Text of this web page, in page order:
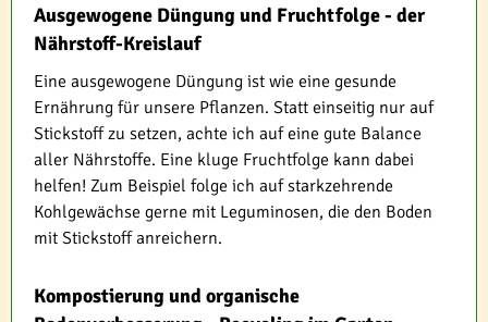
Ausgewogene Düngung und Fruchtfolge - der
Nährstoff-Kreislauf
Eine ausgewogene Düngung ist wie eine gesunde
Ernährung für unsere Pflanzen. Statt einseitig nur auf
Stickstoff zu setzen, achte ich auf eine gute Balance
aller Nährstoffe. Eine kluge Fruchtfolge kann dabei
helfen! Zum Beispiel folge ich auf starkzehrende
Kohlgewächse gerne mit Leguminosen, die den Boden
mit Stickstoff anreichern.
Kompostierung und organische